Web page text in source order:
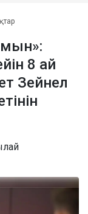
8 ай
Зейнел